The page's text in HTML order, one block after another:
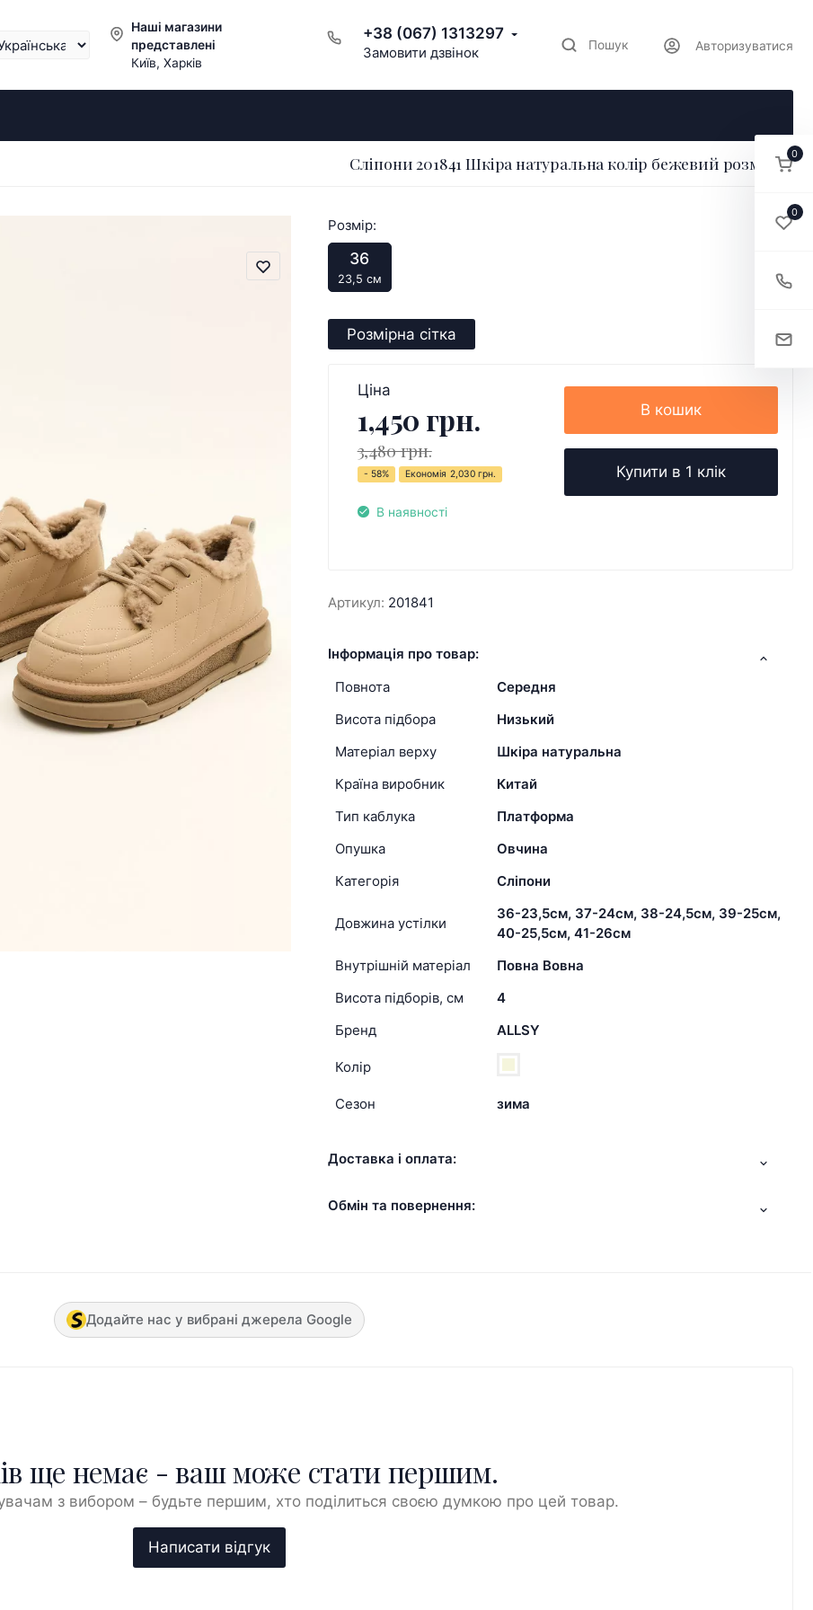
Наші магазини
представлені
Київ, Харків
+38 (067) 1313297
Замовити дзвінок Пошук Авторизуватися
Сліпони 201841 Шкіра натуральна колір бежевий розмір 36
Розмір:
36
23,5 см
Розмірна сітка
Ціна
1,450 грн.
3,480 грн.
- 58% Економія 2,030 грн.
В наявності
В кошик
Купити в 1 клік
Артикул: 201841
Інформація про товар:
Повнота
Середня
Висота підбора
Низький
Матеріал верху
Шкіра натуральна
Країна виробник
Китай
Тип каблука
Платформа
Опушка
Овчина
Категорія
Сліпони
Довжина устілки
36-23,5см, 37-24см, 38-24,5см, 39-25см,
40-25,5см, 41-26см
Внутрішній матеріал
Повна Вовна
Висота підборів, см
4
Бренд
ALLSY
Колір
Сезон зима
Доставка і оплата:
Обмін та повернення:
Додайте нас у вибрані джерела Google
ще немає - ваш може стати першим.
з вибором – будьте першим, хто поділиться своєю думкою про цей товар.
0
0